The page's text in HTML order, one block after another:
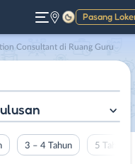
Pasang
Gelap
Consultant di Ruang Guru
3 – 4 Tahun 5 Tahun